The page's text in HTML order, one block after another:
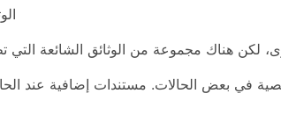
في بعض الحالات. مستندات إضافية عند